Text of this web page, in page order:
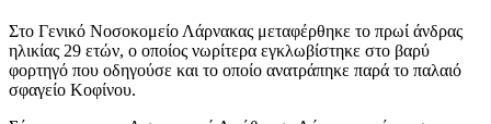
Στο Γενικό Νοσοκομείο Λάρνακας μεταφέρθηκε το πρωί άνδρας
ηλικίας 29 ετών, ο οποίος νωρίτερα εγκλωβίστηκε στο βαρύ
φορτηγό που οδηγούσε και το οποίο ανατράπηκε παρά το παλαιό
σφαγείο Κοφίνου.